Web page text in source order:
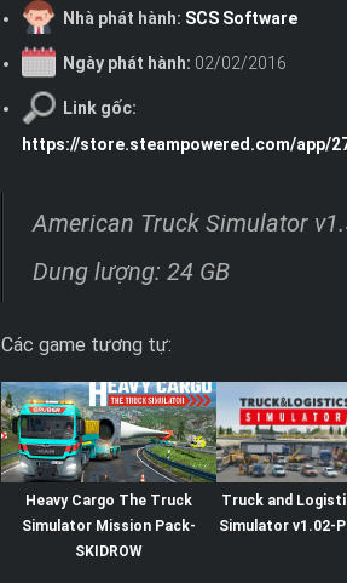
Nhà phát hành: SCS Software
Ngày phát hành: 02/02/2016
Link gốc:
https://store.steampowered.com/app/
American Truck Simulator
Dung lượng: 24 GB
Các game tương tự:
Heavy Cargo The Truck
Simulator Mission Pack-
SKIDROW
Truck and
Simulator v1.02-